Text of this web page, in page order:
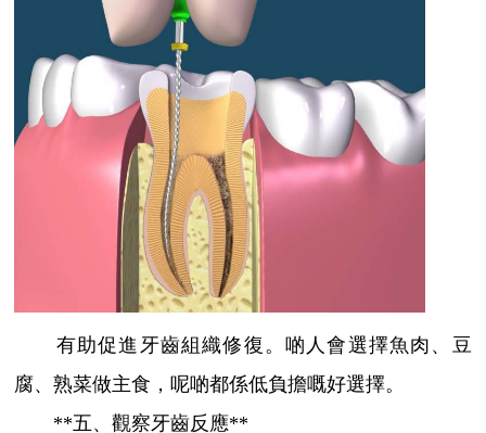
有助促進牙齒組織修復。啲人會選擇魚肉、豆
腐、熟菜做主食，呢啲都係低負擔嘅好選擇。
**五、觀察牙齒反應**